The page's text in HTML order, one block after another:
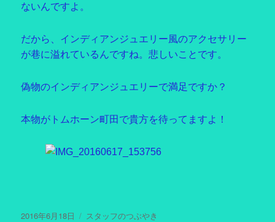
ないんですよ。
だから、インディアンジュエリー風のアクセサリー
が巷に溢れているんですね。悲しいことです。
偽物のインディアンジュエリーで満足ですか？
本物がトムホーン町田で貴方を待ってますよ！
投
2016年6月18日
カ
スタッフのつぶやき